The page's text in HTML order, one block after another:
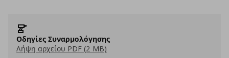
Οδηγίες Συναρμολόγησης
Λήψη αρχείου PDF (2 MB)